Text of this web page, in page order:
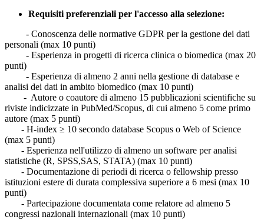
Requisiti preferenziali per l'accesso alla selezione:
- Conoscenza delle normative GDPR per la gestione dei dati
personali (max 10 punti)
- Esperienza in progetti di ricerca clinica o biomedica (max 20
punti)
- Esperienza di almeno 2 anni nella gestione di database e
analisi dei dati in ambito biomedico (max 10 punti)
- Autore o coautore di almeno 15 pubblicazioni scientifiche su
riviste indicizzate in PubMed/Scopus, di cui almeno 5 come primo
autore (max 5 punti)
- H-index ≥ 10 secondo database Scopus o Web of Science
(max 5 punti)
- Esperienza nell'utilizzo di almeno un software per analisi
statistiche (R, SPSS,SAS, STATA) (max 10 punti)
- Documentazione di periodi di ricerca o fellowship presso
istituzioni estere di durata complessiva superiore a 6 mesi (max 10
punti)
- Partecipazione documentata come relatore ad almeno 5
congressi nazionali internazionali (max 10 punti)